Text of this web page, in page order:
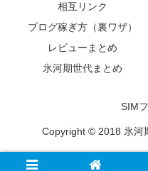
相互リンク
ブログ稼ぎ方（裏ワザ）
レビューまとめ
氷河期世代まとめ
SIM
Copyright © 2018 氷河